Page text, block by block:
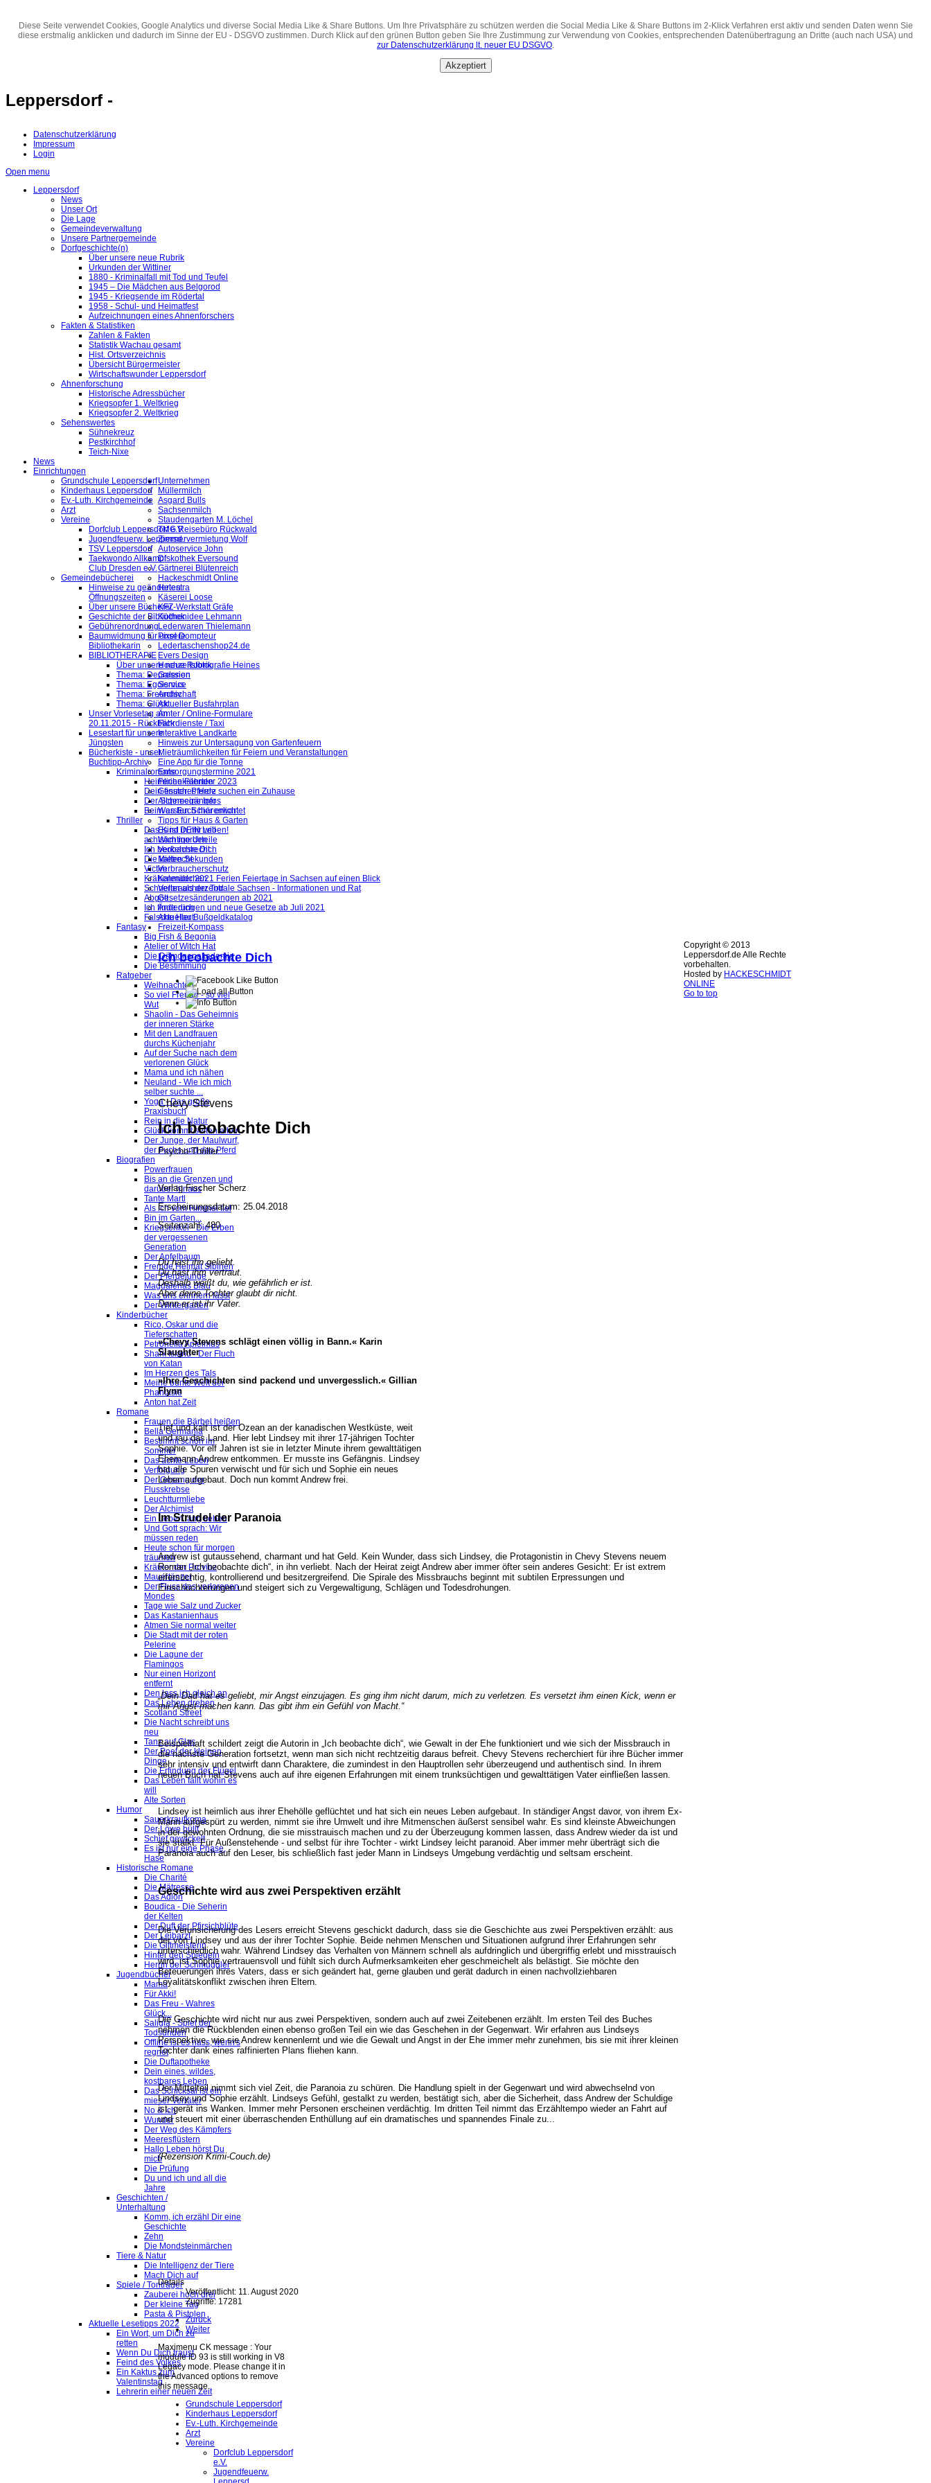
Diese Seite verwendet Cookies, Google Analytics und diverse Social Media Like & Share Buttons. Um Ihre Privatsphäre zu schützen werden die Social Media Like & Share Buttons im 2-Klick Verfahren erst aktiv und senden Daten wenn Sie
diese erstmalig anklicken und dadurch im Sinne der EU - DSGVO zustimmen. Durch Klick auf den grünen Button geben Sie Ihre Zustimmung zur Verwendung von Cookies, entsprechenden Datenübertragung an Dritte (auch nach USA) und
zur Datenschutzerklärung lt. neuer EU DSGVO.
Akzeptiert
Leppersdorf -
Datenschutzerklärung
Impressum
Login
Open menu
Leppersdorf
News
Unser Ort
Die Lage
Gemeindeverwaltung
Unsere Partnergemeinde
Dorfgeschichte(n)
Über unsere neue Rubrik
Urkunden der Wittiner
1880 - Kriminalfall mit Tod und Teufel
1945 – Die Mädchen aus Belgorod
1945 - Kriegsende im Rödertal
1958 - Schul- und Heimatfest
Aufzeichnungen eines Ahnenforschers
Fakten & Statistiken
Zahlen & Fakten
Statistik Wachau gesamt
Hist. Ortsverzeichnis
Übersicht Bürgermeister
Wirtschaftswunder Leppersdorf
Ahnenforschung
Historische Adressbücher
Kriegsopfer 1. Weltkrieg
Kriegsopfer 2. Weltkrieg
Sehenswertes
Sühnekreuz
Pestkirchhof
Teich-Nixe
News
Einrichtungen
Grundschule Leppersdorf
Kinderhaus Leppersdorf
Ev.-Luth. Kirchgemeinde
Arzt
Vereine
Dorfclub Leppersdorf e.V.
Jugendfeuerw. Leppersd.
TSV Leppersdorf
Taekwondo Allkampf
Club Dresden e.V.
Gemeindebücherei
Hinweise zu geänderten
Öffnungszeiten
Über unsere Bücherei
Geschichte der Bibliothek
Gebührenordnung
Baumwidmung für unsere
Bibliothekarin
BIBLIOTHERAPIE
Über unsere neue Rubrik
Thema: Depression
Thema: Egoismus
Thema: Freundschaft
Thema: Glück
Unser Vorlesetag am
20.11.2015 - Rückblick
Lesestart für unsere
Jüngsten
Bücherkiste - unser
Buchtipp-Archiv
Kriminalromane
Heimliche Fährten
Dein finsteres Herz
Der Schneegänger
Beim ersten Schärenlicht
Thriller
Das Kind in mir will
achtsam morden
Ich beobachte Dich
Die kalten Sekunden
Victim
Krähenmädchen
Schneller als der Tod
Abgott
Ich finde dich
Falsche Haut
Fantasy
Big Fish & Begonia
Atelier of Witch Hat
Die Dämonenakademie
Die Bestimmung
Ratgeber
Weihnachten
So viel Freude - so viel
Wut
Shaolin - Das Geheimnis
der inneren Stärke
Mit den Landfrauen
durchs Küchenjahr
Auf der Suche nach dem
verlorenen Glück
Mama und ich nähen
Neuland - Wie ich mich
selber suchte ...
Yoga - Das große
Praxisbuch
Rein in die Natur
Glück kommt selten allein
Der Junge, der Maulwurf,
der Fuchs und das Pferd
Biografien
Powerfrauen
Bis an die Grenzen und
darüber hinaus
Tante Martl
Als ich vom Himmel fiel
Bin im Garten...
Kriegsenkel - Die Erben
der vergessenen
Generation
Der Apfelbaum
Fremde Heimat Sibirien
Der Pferdejunge
Magdalenas Blau
Was uns erinnern lässt
Der Wintergarten
Kinderbücher
Rico, Oskar und die
Tieferschatten
Petronella Apfelmus
Shark Island - Der Fluch
von Katan
Im Herzen des Tals
Meine bunte Welt der
Phantasie
Anton hat Zeit
Romane
Frauen die Bärbel heißen
Bella Germania
Bestimmt schön im
Sommer
Das achte Leben
Verfolgung
Der Gesang der
Flusskrebse
Leuchtturmliebe
Der Alchimist
Ein Leben lang lieben
Und Gott sprach: Wir
müssen reden
Heute schon für morgen
träumen
Kräuter der Provinz
Mauertänzer
Der Fluss des verlorenen
Mondes
Tage wie Salz und Zucker
Das Kastanienhaus
Atmen Sie normal weiter
Die Stadt mit der roten
Pelerine
Die Lagune der
Flamingos
Nur einen Horizont
entfernt
Den lass ich gleich an
Das Leben drehen
Scotland Street
Die Nacht schreibt uns
neu
Tanz auf Glas
Der Poet der kleinen
Dinge
Die Erfindung der Flügel
Das Leben fällt wohin es
will
Alte Sorten
Humor
Sauerkrautkoma
Der Löwe büllt
Schief gewickelt
Es ist nur eine Phase,
Hase
Historische Romane
Die Charité
Die Mätresse
Das Adlon
Boudica - Die Seherin
der Kelten
Der Duft der Pfirsichblüte
Der Leibarzt
Die Giftmeisterin
Hinter den Spiegeln
Herrin der Schmuggler
Jugendbücher
Mama
Für Akki!
Das Freu - Wahres
Glück...
Saligia - Spiel der
Todsünden
Offline ist es nass, wenn's
regnet
Die Duftapotheke
Dein eines, wildes,
kostbares Leben
Das Schicksal ist ein
mieser Verräter
No & Ich
Wunder
Der Weg des Kämpfers
Meeresflüstern
Hallo Leben hörst Du
mich
Die Prüfung
Du und ich und all die
Jahre
Geschichten /
Unterhaltung
Komm, ich erzähl Dir eine
Geschichte
Zehn
Die Mondsteinmärchen
Tiere & Natur
Die Intelligenz der Tiere
Mach Dich auf
Spiele / Tonträger
Zauberei hoch drei
Der kleine Tag
Pasta & Pistolen
Aktuelle Lesetipps 2022
Ein Wort, um Dich zu
retten
Wenn Du Dich traust
Feind des Volkes
Ein Kaktus zum
Valentinstag
Lehrerin einer neuen Zeit
Unternehmen
Müllermilch
Asgard Bulls
Sachsenmilch
Staudengarten M. Löchel
TMG Reisebüro Rückwald
Zimmervermietung Wolf
Autoservice John
Diskothek Eversound
Gärtnerei Blütenreich
Hackeschmidt Online
Helestra
Käserei Loose
KFZ-Werkstatt Gräfe
Küchenidee Lehmann
Lederwaren Thielemann
Pixel Dompteur
Ledertaschenshop24.de
Evers Design
Hochzeitsfotografie Heines
Galerien
Service
Archiv
Aktueller Busfahrplan
Ämter / Online-Formulare
Fahrdienste / Taxi
Interaktive Landkarte
Hinweis zur Untersagung von Gartenfeuern
Mieträumlichkeiten für Feiern und Veranstaltungen
Eine App für die Tonne
Entsorgungstermine 2021
Ferienkalender 2023
Gesuch: Pferde suchen ein Zuhause
Allgemeine Infos
Was Euch hier erwartet
Tipps für Haus & Garten
Es ist DEIN Leben!
Wichtige Urteile
Verkehrsrecht
Mietrecht
Verbraucherschutz
Kalender 2021 Ferien Feiertage in Sachsen auf einen Blick
Verbraucherzentrale Sachsen - Informationen und Rat
Gesetzesänderungen ab 2021
Änderungen und neue Gesetze ab Juli 2021
Aktueller Bußgeldkatalog
Freizeit-Kompass
Ich beobachte Dich
Chevy Stevens
Ich beobachte Dich
Psycho-Thriller
Verlag Fischer Scherz
Erscheinungsdatum: 25.04.2018
Seitenzahl: 480
Du hast ihn geliebt.
Du hast ihm vertraut.
Deshalb weißt du, wie gefährlich er ist.
Aber deine Tochter glaubt dir nicht.
Denn er ist ihr Vater.
»Chevy Stevens schlägt einen völlig in Bann.« Karin
Slaughter
»Ihre Geschichten sind packend und unvergesslich.« Gillian
Flynn
Tief und kalt ist der Ozean an der kanadischen Westküste, weit
und rau das Land. Hier lebt Lindsey mit ihrer 17-jährigen Tochter
Sophie. Vor elf Jahren ist sie in letzter Minute ihrem gewalttätigen
Ehemann Andrew entkommen. Er musste ins Gefängnis. Lindsey
hat alle Spuren verwischt und für sich und Sophie ein neues
Leben aufgebaut. Doch nun kommt Andrew frei.
Im Strudel der Paranoia
Andrew ist gutaussehend, charmant und hat Geld. Kein Wunder, dass sich Lindsey, die Protagonistin in Chevy Stevens neuem
Roman „Ich beobachte dich“, in ihn verliebt. Nach der Heirat zeigt Andrew aber immer öfter sein anderes Gesicht: Er ist extrem
eifersüchtig, kontrollierend und besitzergreifend. Die Spirale des Missbrauchs beginnt mit subtilen Erpressungen und
Einschüchterungen und steigert sich zu Vergewaltigung, Schlägen und Todesdrohungen.
„Dein Dad hat es geliebt, mir Angst einzujagen. Es ging ihm nicht darum, mich zu verletzen. Es versetzt ihm einen Kick, wenn er
mir Angst machen kann. Das gibt ihm ein Gefühl von Macht.“
Beispielhaft schildert zeigt die Autorin in „Ich beobachte dich“, wie Gewalt in der Ehe funktioniert und wie sich der Missbrauch in
die nächste Generation fortsetzt, wenn man sich nicht rechtzeitig daraus befreit. Chevy Stevens recherchiert für ihre Bücher immer
sehr intensiv und entwirft dann Charaktere, die zumindest in den Hauptrollen sehr überzeugend und authentisch sind. In ihrem
neuen Buch hat Stevens auch auf ihre eigenen Erfahrungen mit einem trunksüchtigen und gewalttätigen Vater einfließen lassen.
Lindsey ist heimlich aus ihrer Ehehölle geflüchtet und hat sich ein neues Leben aufgebaut. In ständiger Angst davor, von ihrem Ex-
Mann aufgespürt zu werden, nimmt sie ihre Umwelt und ihre Mitmenschen äußerst sensibel wahr. Es sind kleinste Abweichungen
in der gewohnten Ordnung, die sie misstrauisch machen und zu der Überzeugung kommen lassen, dass Andrew wieder da ist und
sie stalkt. Für Außenstehende - und selbst für ihre Tochter - wirkt Lindsey leicht paranoid. Aber immer mehr überträgt sich die
Paranoia auch auf den Leser, bis schließlich fast jeder Mann in Lindseys Umgebung verdächtig und seltsam erscheint.
Geschichte wird aus zwei Perspektiven erzählt
Die Verunsicherung des Lesers erreicht Stevens geschickt dadurch, dass sie die Geschichte aus zwei Perspektiven erzählt: aus
der von Lindsey und aus der ihrer Tochter Sophie. Beide nehmen Menschen und Situationen aufgrund ihrer Erfahrungen sehr
unterschiedlich wahr. Während Lindsey das Verhalten von Männern schnell als aufdringlich und übergriffig erlebt und misstrauisch
wird, ist Sophie vertrauensvoll und fühlt sich durch Aufmerksamkeiten eher geschmeichelt als belästigt. Sie möchte den
Beteuerungen ihres Vaters, dass er sich geändert hat, gerne glauben und gerät dadurch in einen nachvollziehbaren
Loyalitätskonflikt zwischen ihren Eltern.
Die Geschichte wird nicht nur aus zwei Perspektiven, sondern auch auf zwei Zeitebenen erzählt. Im ersten Teil des Buches
nehmen die Rückblenden einen ebenso großen Teil ein wie das Geschehen in der Gegenwart. Wir erfahren aus Lindseys
Perspektive, wie sie Andrew kennenlernt und wie die Gewalt und Angst in der Ehe immer mehr zunehmen, bis sie mit ihrer kleinen
Tochter dank eines raffinierten Plans fliehen kann.
Der Mittelteil nimmt sich viel Zeit, die Paranoia zu schüren. Die Handlung spielt in der Gegenwart und wird abwechselnd von
Lindsey und Sophie erzählt. Lindseys Gefühl, gestalkt zu werden, bestätigt sich, aber die Sicherheit, dass Andrew der Schuldige
ist, gerät ins Wanken. Immer mehr Personen erscheinen verdächtig. Im dritten Teil nimmt das Erzähltempo wieder an Fahrt auf
und steuert mit einer überraschenden Enthüllung auf ein dramatisches und spannendes Finale zu...
(Rezension Krimi-Couch.de)
Details
Veröffentlicht: 11. August 2020
Zugriffe: 17281
Zurück
Weiter
Maximenu CK message : Your
module ID 93 is still working in V8
Legacy mode. Please change it in
the Advanced options to remove
this message.
Grundschule Leppersdorf
Kinderhaus Leppersdorf
Ev.-Luth. Kirchgemeinde
Arzt
Vereine
Dorfclub Leppersdorf
e.V.
Jugendfeuerw.
Copyright © 2013
Leppersdorf.de Alle Rechte
vorbehalten.
Hosted by HACKESCHMIDT
ONLINE
Go to top